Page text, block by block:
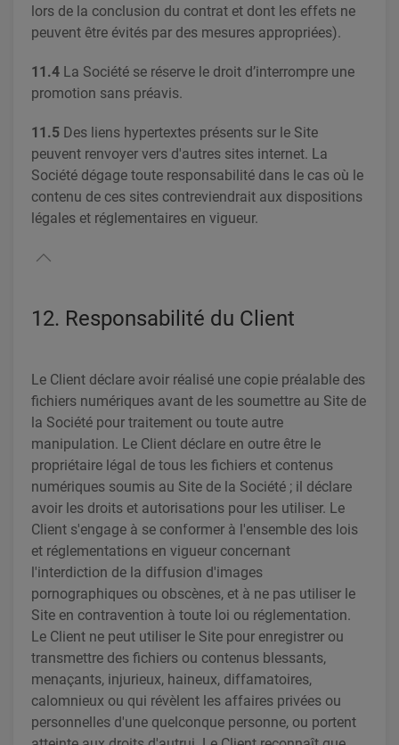
lors de la conclusion du contrat et dont les effets ne
peuvent être évités par des mesures appropriées).
11.4 La Société se réserve le droit d’interrompre une
promotion sans préavis.
11.5 Des liens hypertextes présents sur le Site
peuvent renvoyer vers d'autres sites internet. La
Société dégage toute responsabilité dans le cas où le
contenu de ces sites contreviendrait aux dispositions
légales et réglementaires en vigueur.
12. Responsabilité du Client
Le Client déclare avoir réalisé une copie préalable des
fichiers numériques avant de les soumettre au Site de
la Société pour traitement ou toute autre
manipulation. Le Client déclare en outre être le
propriétaire légal de tous les fichiers et contenus
numériques soumis au Site de la Société ; il déclare
avoir les droits et autorisations pour les utiliser. Le
Client s'engage à se conformer à l'ensemble des lois
et réglementations en vigueur concernant
l'interdiction de la diffusion d'images
pornographiques ou obscènes, et à ne pas utiliser le
Site en contravention à toute loi ou réglementation.
Le Client ne peut utiliser le Site pour enregistrer ou
transmettre des fichiers ou contenus blessants,
menaçants, injurieux, haineux, diffamatoires,
calomnieux ou qui révèlent les affaires privées ou
personnelles d'une quelconque personne, ou portent